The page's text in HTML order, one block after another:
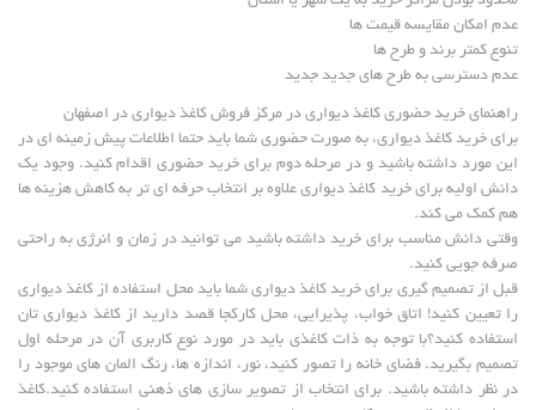
عدم امکان مقایسه قیمت ها
تنوع کمتر برند و طرح ها
عدم دسترسی به طرح های جدید جدید
راهنمای خرید حضوری کاغذ دیواری در مرکز فروش کاغذ دیواری در اصفهان
برای خرید کاغذ دیواری، به صورت حضوری شما باید حتما اطلاعات پیش زمینه ای در
این مورد داشته باشید و در مرحله دوم برای خرید حضوری اقدام کنید. وجود یک
دانش اولیه برای خرید کاغذ دیواری علاوه بر انتخاب حرفه ای تر به کاهش هزینه ها
هم کمک می کند.
وقتی دانش مناسب برای خرید داشته باشید می توانید در زمان و انرژی به راحتی
صرفه جویی کنید.
قبل از تصمیم گیری برای خرید کاغذ دیواری شما باید محل استفاده از کاغذ دیواری
را تعیین کنید! اتاق خواب، پذیرایی، محل کارکجا قصد دارید از کاغذ دیواری تان
استفاده کنید؟با توجه به ذات کاغذی باید در مورد نوع کاربری آن در مرحله اول
تصمیم بگیرید. فضای خانه را تصور کنید، نور، اندازه ها، رنگ المان های موجود را
در نظر داشته باشید. برای انتخاب از تصویر سازی های ذهنی استفاده کنید.کاغذ